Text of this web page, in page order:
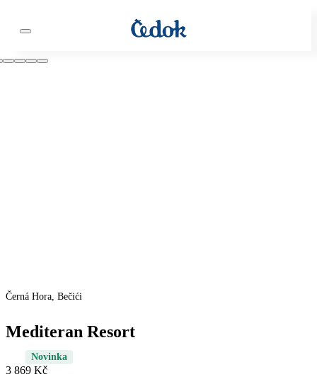
Černá Hora, Bečići
Mediteran Resort
Novinka
3 869 Kč